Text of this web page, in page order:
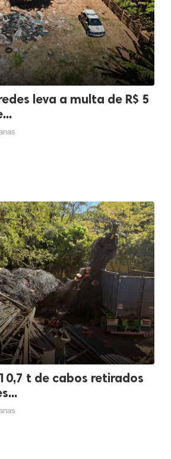
leva a multa de R$ 5
t de cabos retirados